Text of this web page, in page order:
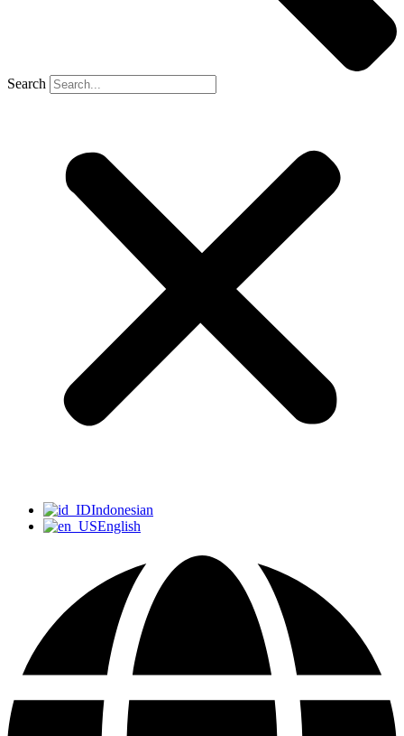
Search
Indonesian
English